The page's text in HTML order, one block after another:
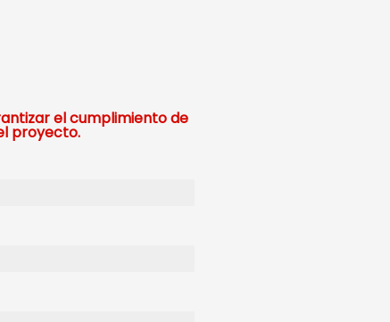
el cumplimiento de
proyecto.